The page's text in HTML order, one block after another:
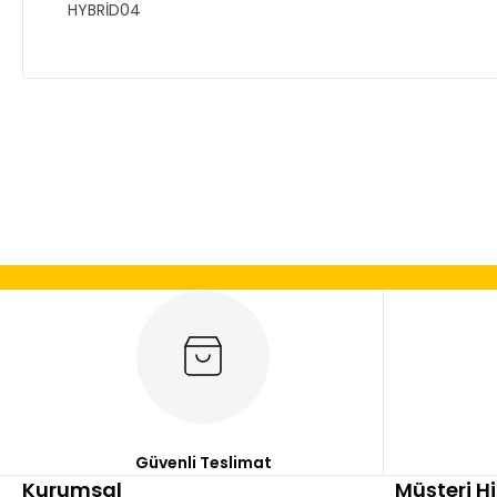
HYBRİD04
Ürün bilgilerinde hatalar bulunuyor.
Bu ürüne benzer farklı alternatifler olmalı.
Güvenli Teslimat
Kurumsal Müşteri